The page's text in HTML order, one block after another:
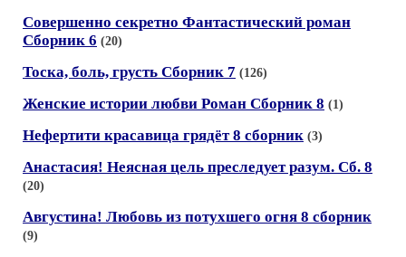
Совершенно секретно Фантастический роман
Сборник 6 (20)
Тоска, боль, грусть Сборник 7 (126)
Женские истории любви Роман Сборник 8 (1)
Нефертити красавица грядёт 8 сборник (3)
Анастасия! Неясная цель преследует разум. Сб. 8
(20)
Августина! Любовь из потухшего огня 8 сборник
(9)